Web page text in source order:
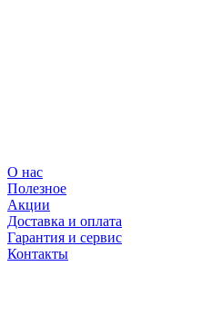
О нас
Полезное
Акции
Доставка и оплата
Гарантия и сервис
Контакты